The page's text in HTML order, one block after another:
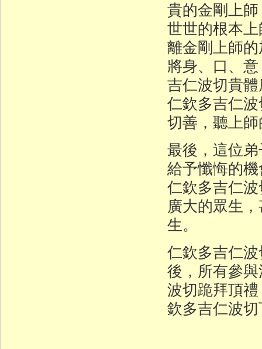
貴的金剛上
世世的根本
離金剛上師
將身、口、
吉仁波切貴
仁欽多吉仁
切善，聽上
最後，這位
給予懺悔的
仁欽多吉仁
廣大的眾生
生。
仁欽多吉仁
後，所有參
波切跪拜頂
欽多吉仁波